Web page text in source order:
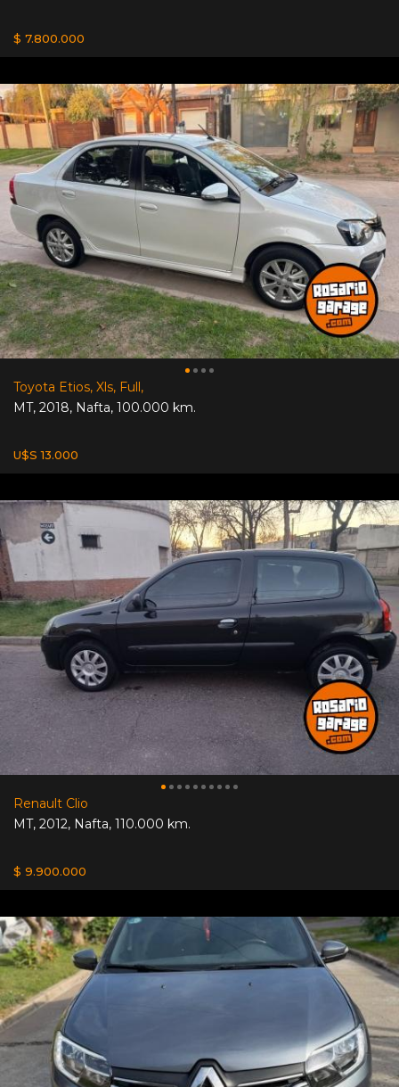
$ 7.800.000
Toyota Etios, Xls, Full,
MT, 2018, Nafta, 100.000 km.
U$S 13.000
Renault Clio
MT, 2012, Nafta, 110.000 km.
$ 9.900.000